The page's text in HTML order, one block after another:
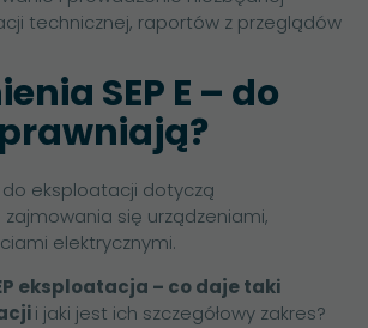
technicznej, raportów z przeglądów
SEP E – do
do eksploatacji dotyczą
się urządzeniami,
elektrycznymi.
eksploatacja – co daje taki
i jaki jest ich szczegółowy zakres?